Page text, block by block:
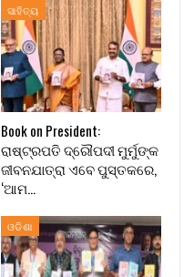
ସାହିତ୍ୟ
Book on President:
ରାଷ୍ଟ୍ରପତି ଦ୍ରୌପଦୀ ମୁର୍ମୁଙ୍କ
ଜୀବନଯାତ୍ରା ଏବେ ପୁସ୍ତକରେ,
‘ଆମ…
ଓଡିଶା